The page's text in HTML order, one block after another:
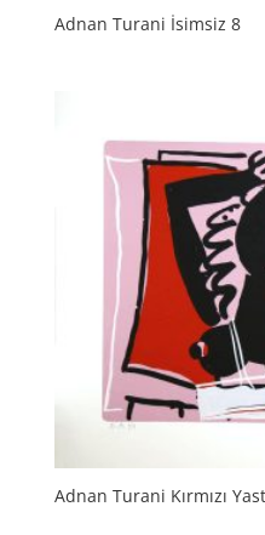
Adnan Turani İsimsiz 8
Adnan Turani Kırmızı